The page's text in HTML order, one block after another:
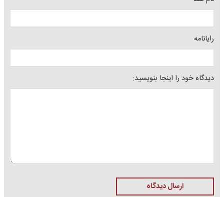
رایانامه
دیدگاه خود را اینجا بنویسید:
ارسال دیدگاه